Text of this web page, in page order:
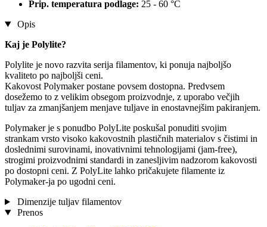
Prip. temperatura podlage: 25 - 60 °C
Opis
Kaj je Polylite?
Polylite je novo razvita serija filamentov, ki ponuja najboljšo
kvaliteto po najboljši ceni.
Kakovost Polymaker postane povsem dostopna. Predvsem
dosežemo to z velikim obsegom proizvodnje, z uporabo večjih
tuljav za zmanjšanjem menjave tuljave in enostavnejšim pakiranjem.
Polymaker je s ponudbo PolyLite poskušal ponuditi svojim
strankam vrsto visoko kakovostnih plastičnih materialov s čistimi in
doslednimi surovinami, inovativnimi tehnologijami (jam-free),
strogimi proizvodnimi standardi in zanesljivim nadzorom kakovosti
po dostopni ceni. Z PolyLite lahko pričakujete filamente iz
Polymaker-ja po ugodni ceni.
Dimenzije tuljav filamentov
Prenos